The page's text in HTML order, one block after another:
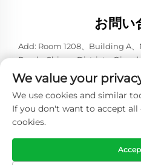
お問い
Add: Room 1208、Building A
Road、Shinan District、
電話番号： +86-53285879528
Eメール：[email protected]
Copyright © 2026 青島ハースン・
プライ
We value your
We use cookies and similar
If you don't want to accept all
cookies.